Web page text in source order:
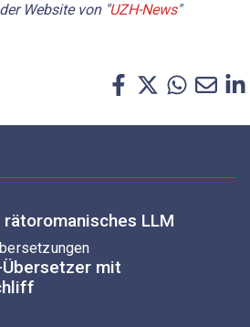
Website von "UZH-News"
LLM
mit